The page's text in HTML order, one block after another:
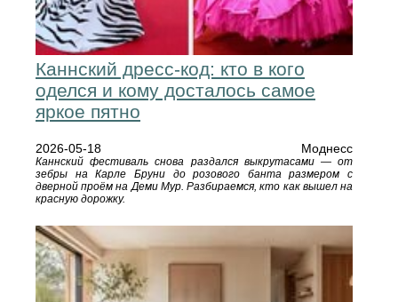
Каннский дресс-код: кто в кого
оделся и кому досталось самое
яркое пятно
2026-05-18 Моднесс
Каннский фестиваль снова раздался выкрутасами — от
зебры на Карле Бруни до розового банта размером с
дверной проём на Деми Мур. Разбираемся, кто как вышел на
красную дорожку.